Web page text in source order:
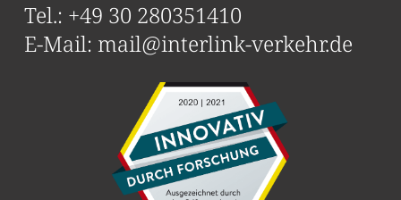
Tel.: +49 30 280351410
E-Mail: mail@interlink-verkehr.de